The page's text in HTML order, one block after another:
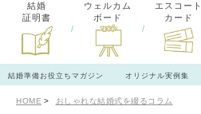
結婚
証明書
/
ウェルカム
ボード
/
エスコート
カード
結婚準備お役立ちマガジン オリジナル実例集
HOME おしゃれな結婚式を綴るコラム